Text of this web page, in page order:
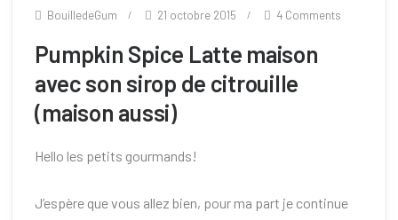
BouilledeGum 21 octobre 2015 4 Comments
Pumpkin Spice Latte maison
avec son sirop de citrouille
(maison aussi)
Hello les petits gourmands!
J’espère que vous allez bien, pour ma part je continue